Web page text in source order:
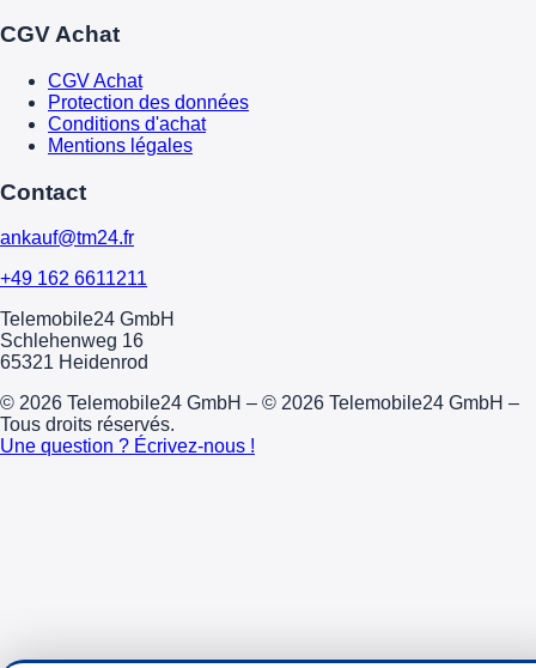
CGV Achat
CGV Achat
Protection des données
Conditions d'achat
Mentions légales
Contact
ankauf@tm24.fr
+49 162 6611211
Telemobile24 GmbH
Schlehenweg 16
65321 Heidenrod
© 2026 Telemobile24 GmbH – © 2026 Telemobile24 GmbH –
Tous droits réservés.
Une question ? Écrivez-nous !